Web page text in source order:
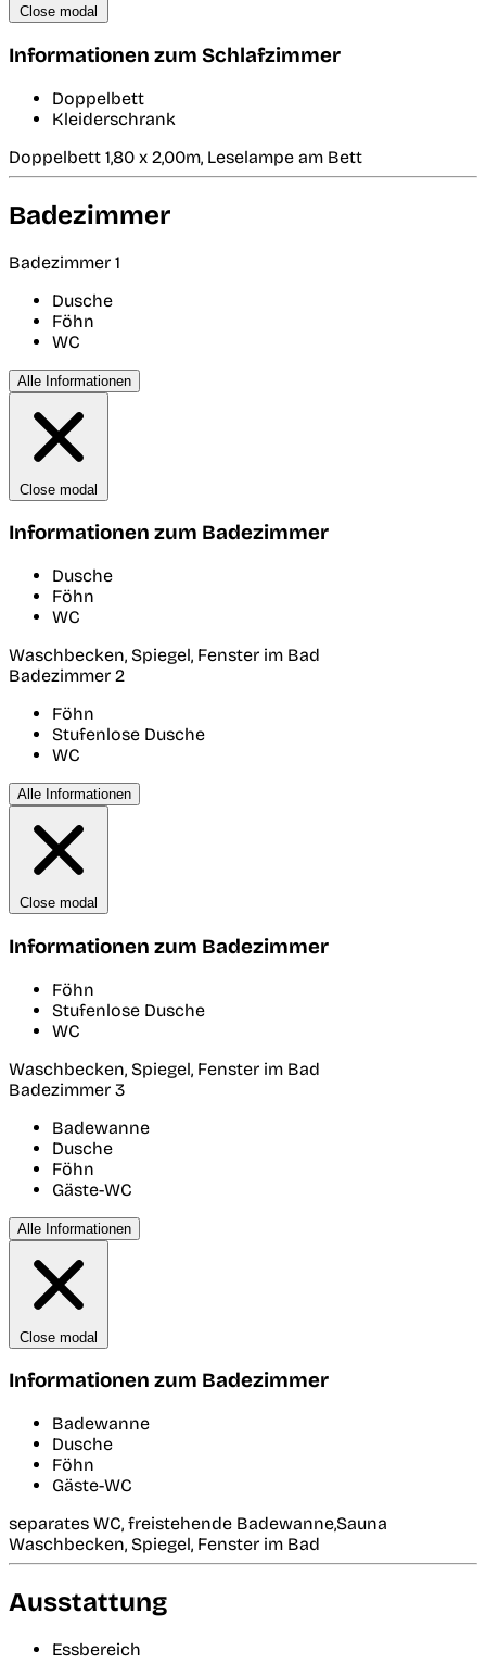
Close modal
Informationen zum Schlafzimmer
Doppelbett
Kleiderschrank
Doppelbett 1,80 x 2,00m, Leselampe am Bett
Badezimmer
Badezimmer 1
Dusche
Föhn
WC
Alle Informationen
Close modal
Informationen zum Badezimmer
Dusche
Föhn
WC
Waschbecken, Spiegel, Fenster im Bad
Badezimmer 2
Föhn
Stufenlose Dusche
WC
Alle Informationen
Close modal
Informationen zum Badezimmer
Föhn
Stufenlose Dusche
WC
Waschbecken, Spiegel, Fenster im Bad
Badezimmer 3
Badewanne
Dusche
Föhn
Gäste-WC
Alle Informationen
Close modal
Informationen zum Badezimmer
Badewanne
Dusche
Föhn
Gäste-WC
separates WC, freistehende Badewanne,Sauna
Waschbecken, Spiegel, Fenster im Bad
Ausstattung
Essbereich